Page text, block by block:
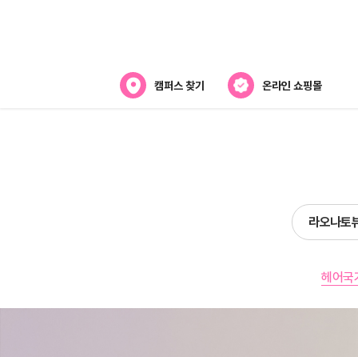
캠퍼스 찾기 온라인 쇼핑몰
제휴협력사
라오나토
헤어국